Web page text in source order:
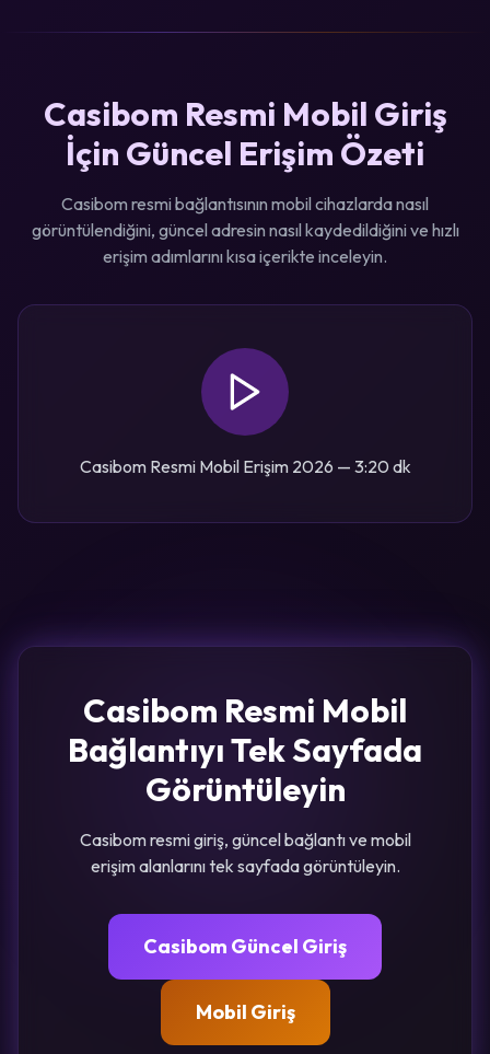
Casibom Resmi Mobil Giriş
İçin Güncel Erişim Özeti
Casibom resmi bağlantısının mobil cihazlarda nasıl
görüntülendiğini, güncel adresin nasıl kaydedildiğini ve hızlı
erişim adımlarını kısa içerikte inceleyin.
Casibom Resmi Mobil Erişim 2026 — 3:20 dk
Casibom Resmi Mobil
Bağlantıyı Tek Sayfada
Görüntüleyin
Casibom resmi giriş, güncel bağlantı ve mobil
erişim alanlarını tek sayfada görüntüleyin.
Casibom Güncel Giriş
Mobil Giriş